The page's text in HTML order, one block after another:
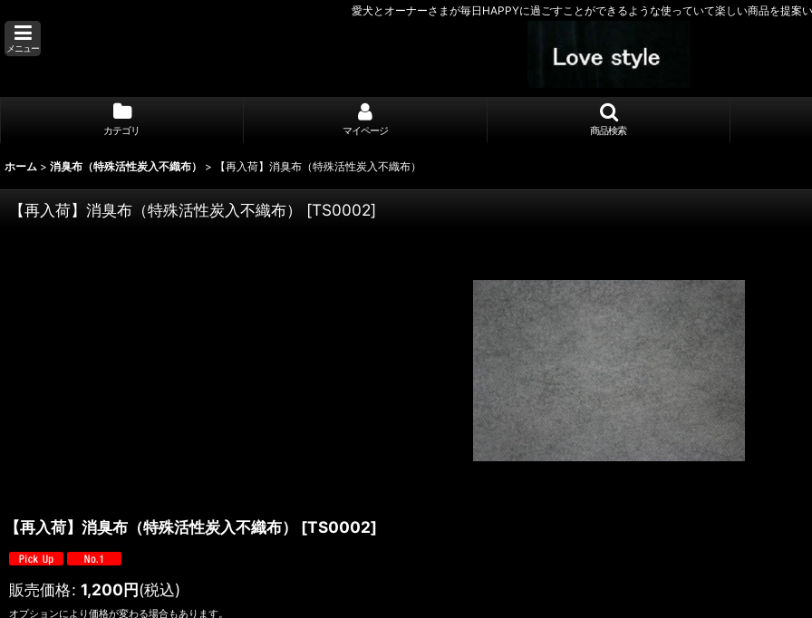
愛犬とオーナーさまが毎日HAPPYに過ごすことができるような使っていて楽しい商品を提案
メニュー
カテゴリ マイページ 商品検索
ホーム > 消臭布（特殊活性炭入不織布） > 【再入荷】消臭布（特殊活性炭入不織布）
【再入荷】消臭布（特殊活性炭入不織布） [TS0002]
【再入荷】消臭布（特殊活性炭入不織布） [TS0002]
販売価格: 1,200円(税込)
オプションにより価格が変わる場合もあります。